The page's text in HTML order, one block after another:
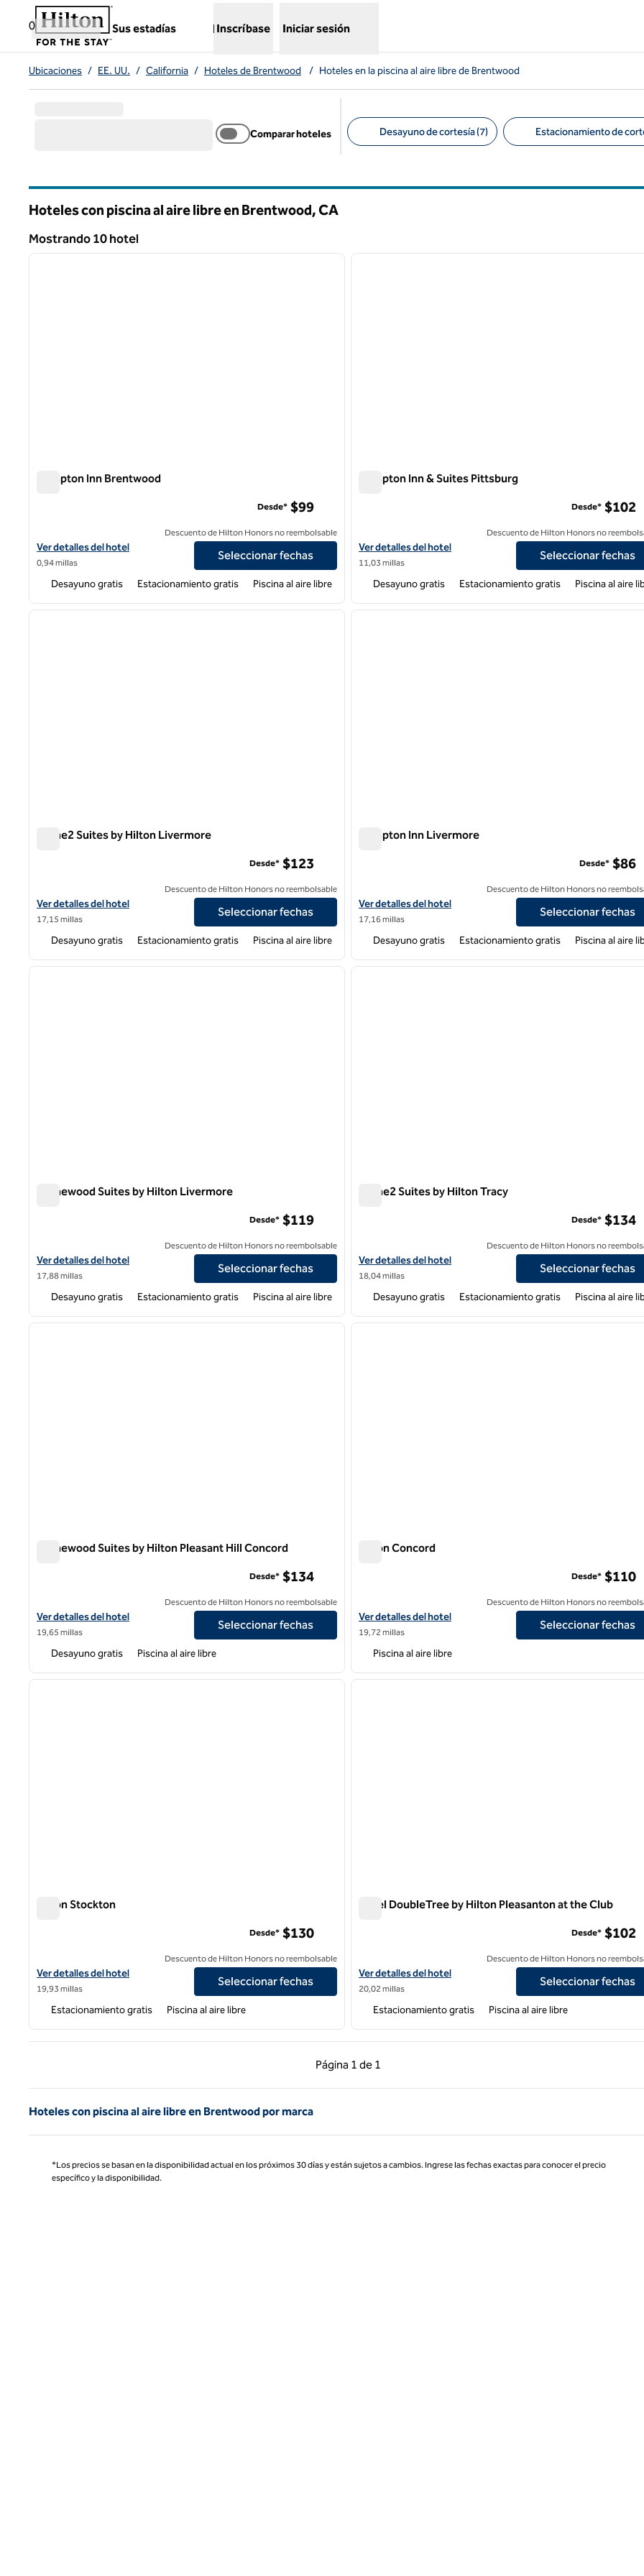
Saltar a contenido
0
Sus estadías
,abre una nueva pestaña
Inscríbase Iniciar sesión
Ubicaciones / EE. UU. / California / Hoteles de Brentwood / Hoteles en la piscina al aire libre de Brentwood
Comparar hoteles Desayuno de cortesía (7) Estacionamiento de
Hoteles con piscina al aire libre en Brentwood,CA
Mostrando 10 hotel
Mostrando 10 hotel
1 de 12
siguiente imagen
Hampton Inn Brentwood
Ver detalles del hotel Hampton Inn Brentwood
Ver detalles del hotel
0,94 millas
Desde* $99
Descuento de Hilton Honors no reembolsable
Seleccionar fechas
Desayuno gratis Estacionamiento gratis Piscina al aire libre
1 de 12
Hampton Inn & Suites Pittsburg
Ver detalles del hotel Hampton Inn & Suites Pittsburg
Ver detalles del hotel
11,03 millas
Desde* $102
Descuento de Hilton Honors no
Seleccionar fechas
Desayuno gratis Estacionamiento gratis Piscina al aire
1 de 12
siguiente imagen
Home2 Suites by Hilton Livermore
Ver detalles del hotel para Home2 Suites by Hilton Livermore
Ver detalles del hotel
17,15 millas
Desde* $123
Descuento de Hilton Honors no reembolsable
Seleccionar fechas
Desayuno gratis Estacionamiento gratis Piscina al aire libre
1 de 10
Hampton Inn Livermore
Ver detalles del hotel Hampton Inn Livermore
Ver detalles del hotel
17,16 millas
Desde* $86
Descuento de Hilton Honors no
Seleccionar fechas
Desayuno gratis Estacionamiento gratis Piscina al aire
1 de 12
siguiente imagen
Homewood Suites by Hilton Livermore
Ver detalles del hotel Homewood Suites by Hilton Livermore
Ver detalles del hotel
17,88 millas
Desde* $119
Descuento de Hilton Honors no reembolsable
Seleccionar fechas
Desayuno gratis Estacionamiento gratis Piscina al aire libre
1 de 12
Home2 Suites by Hilton Tracy
Ver detalles del hotel para Home2 Suites by Hilton Tracy
Ver detalles del hotel
18,04 millas
Desde* $134
Descuento de Hilton Honors no
Seleccionar fechas
Desayuno gratis Estacionamiento gratis Piscina al aire
1 de 12
siguiente imagen
Homewood Suites by Hilton Pleasant Hill Concord
Ver detalles del hotel Homewood Suites by Hilton Pleasant Hill Concord
Ver detalles del hotel
19,65 millas
Desde* $134
Descuento de Hilton Honors no reembolsable
Seleccionar fechas
Desayuno gratis Piscina al aire libre
1 de 12
Hilton Concord
Ver detalles del hotel Hilton Concord
Ver detalles del hotel
19,72 millas
Desde* $110
Descuento de Hilton Honors no
Seleccionar fechas
Piscina al aire libre
1 de 12
siguiente imagen
Hilton Stockton
Ver detalles del hotel Hilton Stockton
Ver detalles del hotel
19,93 millas
Desde* $130
Descuento de Hilton Honors no reembolsable
Seleccionar fechas
Estacionamiento gratis Piscina al aire libre
1 de 12
Hotel DoubleTree by Hilton Pleasanton at the Club
Ver detalles del hotel DoubleTree by Hilton Pleasanton at the Club
Ver detalles del hotel
20,02 millas
Desde* $102
Descuento de Hilton Honors no
Seleccionar fechas
Estacionamiento gratis Piscina al aire libre
Página 1 de 1
Página anterior, 1 de 1
Página 1 de 1
Hoteles con piscina al aire libre en Brentwood por marca
*Los precios se basan en la disponibilidad actual en los próximos 30 días y están sujetos a cambios. Ingrese las fechas exactas para conocer el precio
específico y la disponibilidad.